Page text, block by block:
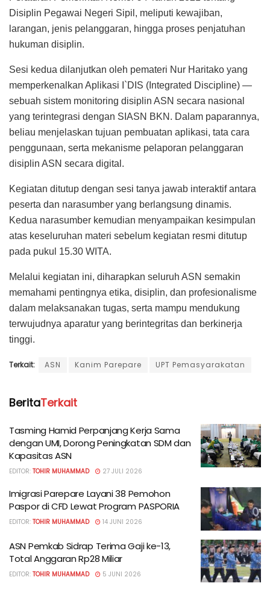
Disiplin Pegawai Negeri Sipil, meliputi kewajiban,
larangan, jenis pelanggaran, hingga proses penjatuhan
hukuman disiplin.
Sesi kedua dilanjutkan oleh pemateri Nur Haritako yang
memperkenalkan Aplikasi I`DIS (Integrated Discipline) —
sebuah sistem monitoring disiplin ASN secara nasional
yang terintegrasi dengan SIASN BKN. Dalam paparannya,
beliau menjelaskan tujuan pembuatan aplikasi, tata cara
penggunaan, serta mekanisme pelaporan pelanggaran
disiplin ASN secara digital.
Kegiatan ditutup dengan sesi tanya jawab interaktif antara
peserta dan narasumber yang berlangsung dinamis.
Kedua narasumber kemudian menyampaikan kesimpulan
atas keseluruhan materi sebelum kegiatan resmi ditutup
pada pukul 15.30 WITA.
Melalui kegiatan ini, diharapkan seluruh ASN semakin
memahami pentingnya etika, disiplin, dan profesionalisme
dalam melaksanakan tugas, serta mampu mendukung
terwujudnya aparatur yang berintegritas dan berkinerja
tinggi.
Terkait: ASN Kanim Parepare UPT Pemasyarakatan
BeritaTerkait
Tasming Hamid Perpanjang Kerja Sama
dengan UMI, Dorong Peningkatan SDM dan
Kapasitas ASN
EDITOR: TOHIR MUHAMMAD 27 JULI 2026
Imigrasi Parepare Layani 38 Pemohon
Paspor di CFD Lewat Program PASPORIA
EDITOR: TOHIR MUHAMMAD 14 JUNI 2026
ASN Pemkab Sidrap Terima Gaji ke-13,
Total Anggaran Rp28 Miliar
EDITOR: TOHIR MUHAMMAD 5 JUNI 2026